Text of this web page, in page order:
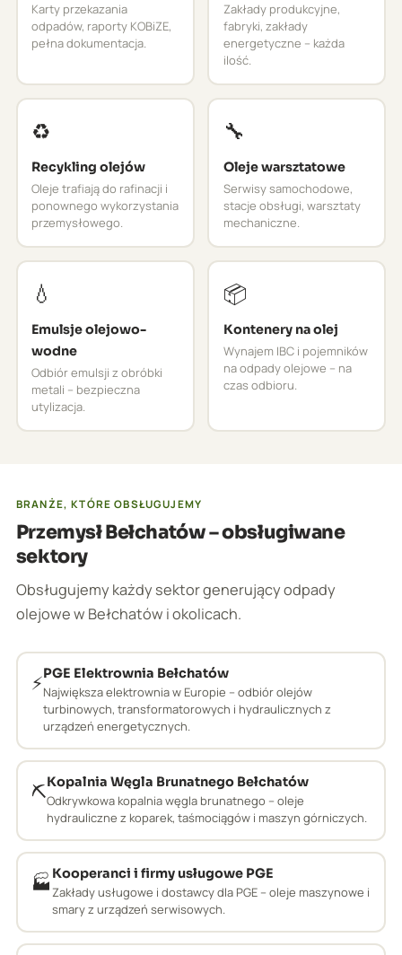
Karty przekazania
odpadów, raporty KOBiZE,
pełna dokumentacja.
Zakłady produkcyjne,
fabryki, zakłady
energetyczne – każda
ilość.
♻️
Recykling olejów
Oleje trafiają do rafinacji i
ponownego wykorzystania
przemysłowego.
🔧
Oleje warsztatowe
Serwisy samochodowe,
stacje obsługi, warsztaty
mechaniczne.
💧
Emulsje olejowo-
wodne
Odbiór emulsji z obróbki
metali – bezpieczna
utylizacja.
📦
Kontenery na olej
Wynajem IBC i pojemników
na odpady olejowe – na
czas odbioru.
BRANŻE, KTÓRE OBSŁUGUJEMY
Przemysł Bełchatów – obsługiwane
sektory
Obsługujemy każdy sektor generujący odpady
olejowe w Bełchatów i okolicach.
⚡PGE Elektrownia Bełchatów
Największa elektrownia w Europie – odbiór olejów
turbinowych, transformatorowych i hydraulicznych z
urządzeń energetycznych.
⛏️Kopalnia Węgla Brunatnego Bełchatów
Odkrywkowa kopalnia węgla brunatnego – oleje
hydrauliczne z koparek, taśmociągów i maszyn górniczych.
🏭 Kooperanci i firmy usługowe PGE
Zakłady usługowe i dostawcy dla PGE – oleje maszynowe i
smary z urządzeń serwisowych.